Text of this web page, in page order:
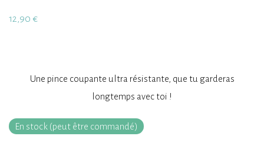
12,90 €
Une pince coupante ultra résistante, que tu garderas
longtemps avec toi !
En stock (peut être commandé)